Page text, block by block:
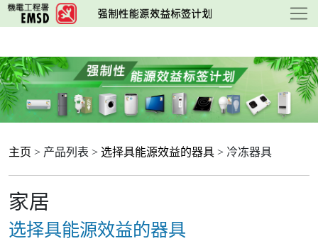
跳
至
要
内
容
主页 > 产品列表 > 选择具能源效益的器具 > 冷冻器具
家居
选择具能源效益的器具